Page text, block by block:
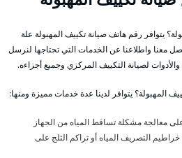
يتوافر رقم هاتف صيانة تكييف المهبولة علة
معنا واطلاعنا عن الخدمات التي تحتاجها لنرسل
لصيانة التكييف المركزي وجميع أجزاءه.
المهبولة؟ يتوافر لدينا عدة خدمات مميزة ومنها:
معالجة مشكلة تساقط المياه من الجهاز
خراطيم التصريف المياه أو تراكم الثلج على